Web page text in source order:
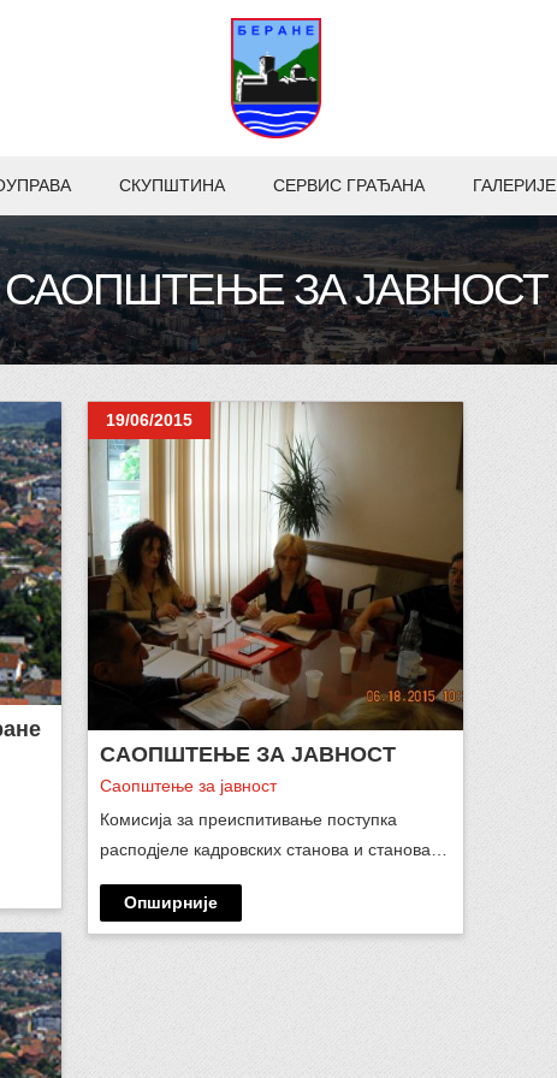
СКУПШТИНА СЕРВИС ГРАЂАНА ГАЛЕРИЈЕ
САОПШТЕЊЕ ЗА ЈАВНОСТ
19/06/2015
САОПШТЕЊЕ ЗА ЈАВНОСТ
Саопштење за јавност
Комисија за преиспитивање поступка
расподјеле кадровских станова и станова…
Опширније